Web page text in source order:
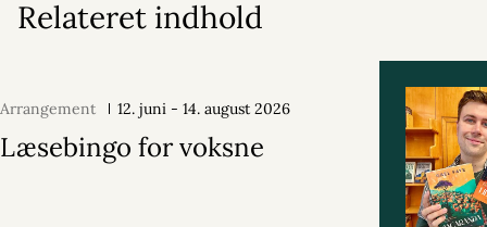
Relateret indhold
Arrangement 12. juni - 14. august 2026
Læsebingo for voksne